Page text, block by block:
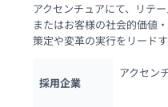
アクセンチュアにて、リテ
またはお客様の社会的価値
策定や変革の実行をリード
採用企業
アクセン